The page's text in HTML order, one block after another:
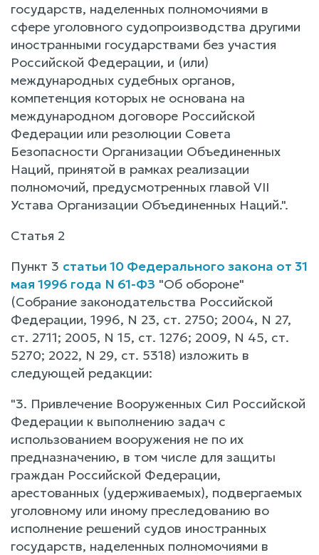
государств, наделенных полномочиями в
сфере уголовного судопроизводства другими
иностранными государствами без участия
Российской Федерации, и (или)
международных судебных органов,
компетенция которых не основана на
международном договоре Российской
Федерации или резолюции Совета
Безопасности Организации Объединенных
Наций, принятой в рамках реализации
полномочий, предусмотренных главой VII
Устава Организации Объединенных Наций.".
Статья 2
Пункт 3 статьи 10 Федерального закона от 31
мая 1996 года N 61-ФЗ "Об обороне"
(Собрание законодательства Российской
Федерации, 1996, N 23, ст. 2750; 2004, N 27,
ст. 2711; 2005, N 15, ст. 1276; 2009, N 45, ст.
5270; 2022, N 29, ст. 5318) изложить в
следующей редакции:
"3. Привлечение Вооруженных Сил Российской
Федерации к выполнению задач с
использованием вооружения не по их
предназначению, в том числе для защиты
граждан Российской Федерации,
арестованных (удерживаемых), подвергаемых
уголовному или иному преследованию во
исполнение решений судов иностранных
государств, наделенных полномочиями в